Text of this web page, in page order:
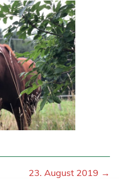
23. August 2019 →